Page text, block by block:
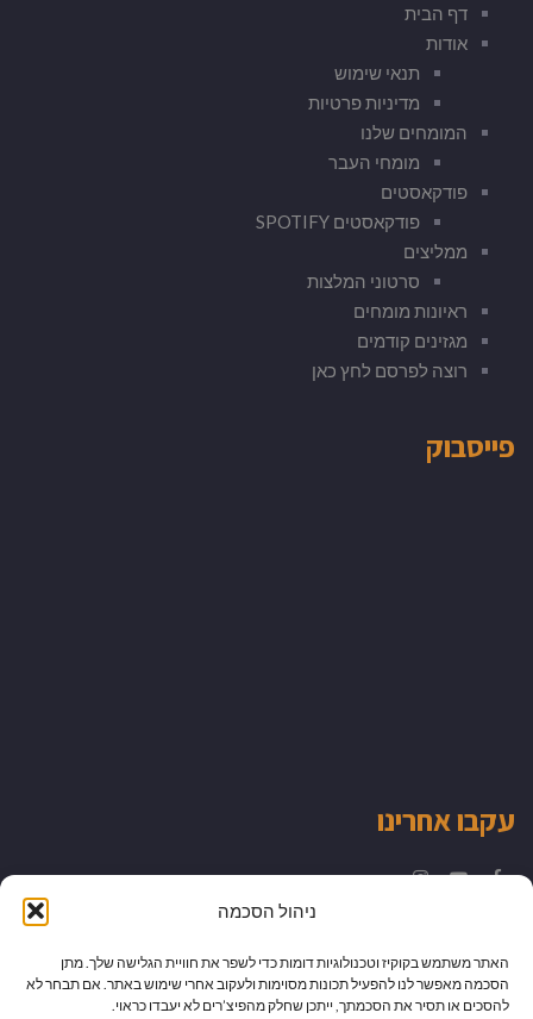
ניהול הסכמה
האתר משתמש בקוקיז וטכנולוגיות דומות כדי לשפר את חוויית הגלישה שלך. מתן
הסכמה מאפשר לנו להפעיל תכונות מסוימות ולעקוב אחרי שימוש באתר. אם תבחר לא
להסכים או תסיר את הסכמתך, ייתכן שחלק מהפיצ’רים לא יעבדו כראוי.
דף הבית
אודות
תנאי שימוש
מדיניות פרטיות
המומחים שלנו
מומחי העבר
פודקאסטים
פודקאסטים SPOTIFY
ממליצים
סרטוני המלצות
ראיונות מומחים
מגזינים קודמים
רוצה לפרסם לחץ כאן
פייסבוק
עקבו אחרינו